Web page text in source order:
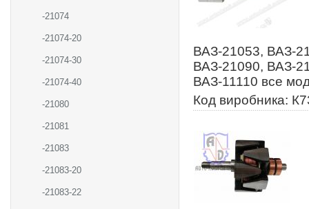
-21074
-21074-20
-21074-30
-21074-40
-21080
-21081
-21083
-21083-20
-21083-22
ВАЗ-21053, ВАЗ-
ВАЗ-21090, ВАЗ-
ВАЗ-11110 все
Код виробника: